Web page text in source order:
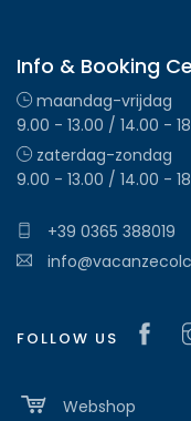
Info & Booking
maandag-vrijdag
9.00 - 13.00 / 14.00 -
zaterdag-zondag
9.00 - 13.00 / 14.00 -
+39 0365 388019
FOLLOW US
Webshop